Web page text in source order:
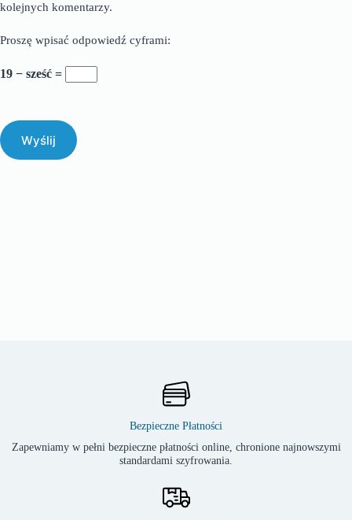
kolejnych komentarzy.
Proszę wpisać odpowiedź cyframi:
19 − sześć =
Wyślij
Bezpieczne Płatności
Zapewniamy w pełni bezpieczne płatności online, chronione najnowszymi
standardami szyfrowania.